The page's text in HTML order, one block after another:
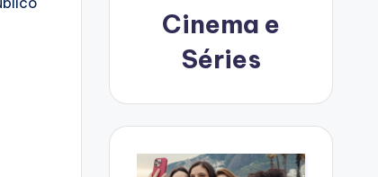
Cinema e
Séries